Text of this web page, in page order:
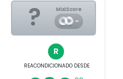
? MixiScore
-
R
REACONDICIONADO DESDE